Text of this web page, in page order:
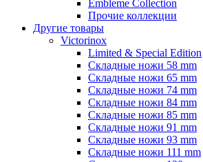
Embleme Collection
Прочие коллекции
Другие товары
Victorinox
Limited & Special Edition
Складные ножи 58 mm
Складные ножи 65 mm
Складные ножи 74 mm
Складные ножи 84 mm
Складные ножи 85 mm
Складные ножи 91 mm
Складные ножи 93 mm
Складные ножи 111 mm